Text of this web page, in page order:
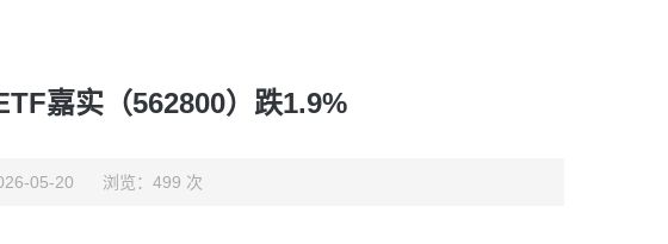
嘉实（562800）跌1.9%
05-20 浏览：499 次